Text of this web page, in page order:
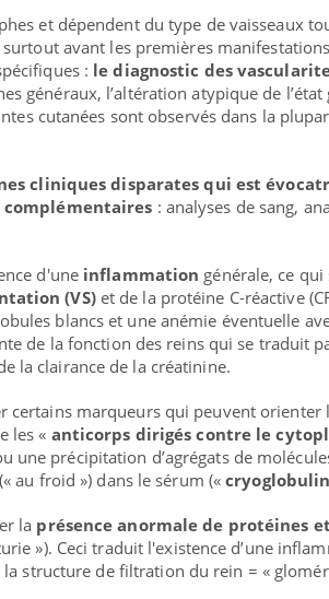
et dépendent du type de vaisseaux
avant les premières
: le diagnostic des
généraux, l’altération atypique de l’état
cutanées sont observés dans la
cliniques disparates qui est
complémentaires : analyses de sang,
d'une inflammation générale, ce
(VS)et de la protéine C-réactive
blancs et une anémie éventuelle
de la fonction des reins qui se traduit
la clairance de la créatinine.
certains marqueurs qui peuvent orienter
les « anticorps dirigés contre le
une précipitation d’agrégats de
au froid ») dans le sérum («
la présence anormale de protéines
»). Ceci traduit l'existence d’une
structure de filtration du rein = «
Mains : se
Youtube
un tout nouveau
Nos mains sont